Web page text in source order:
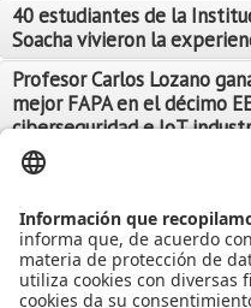
Leer Más
Leer Más
Leer Más
Leer Más
40 estudiantes de la
Soacha vivieron la
Profesor Carlos Lozano
mejor FAPA en el décimo
ciberseguridad e IoT
Ver
Ver